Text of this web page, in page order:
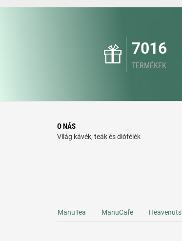
7016
TERMÉKEK
O NÁS
Világ kávék, teák és diófélék
ManuTea ManuCafe Heavenuts